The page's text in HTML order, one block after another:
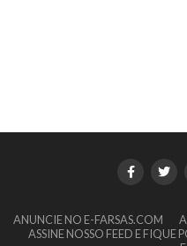
ANUNCIE NO E-FARSAS.COM
ASSINE NOSSO FEED E